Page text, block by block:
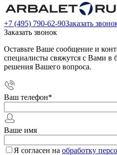
+7 (495) 790-62-90Заказать
Заказать звонок
Оставьте Ваше сообщение и
специалисты свяжутся с Вами в
решения Вашего вопроса.
Ваш телефон*
Ваше имя
Я согласен на обработку